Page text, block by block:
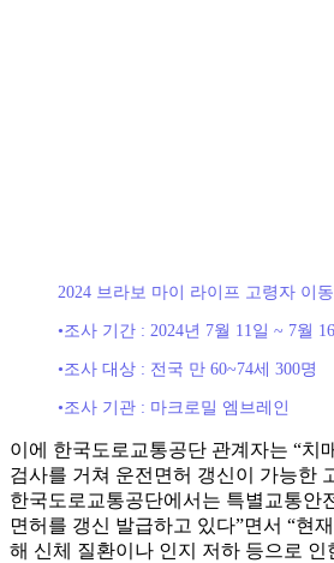
2024 브라보 마이 라이프 고령자 이
•조사 기간 : 2024년 7월 11일 ~ 7월
•조사 대상 : 전국 만 60~74세 300명
•조사 기관 : 마크로밀 엠브레인
이에 한국도로교통공단 관계자는 “치
검사를 거쳐 운전면허 갱신이 가능한
한국도로교통공단에서는 특별교통안
면허를 갱신 발급하고 있다”면서 “현
해 신체 질환이나 인지 저하 등으로 인